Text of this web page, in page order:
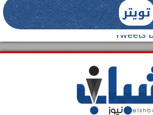
تويتر
Tweets